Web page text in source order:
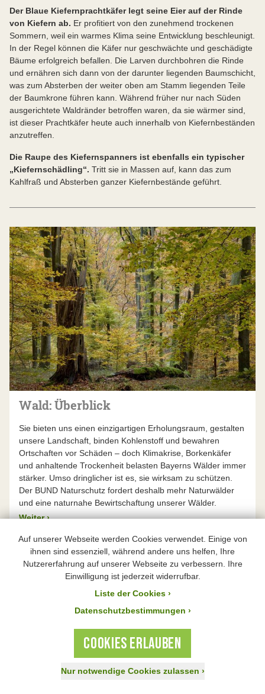
Auf unserer Webseite werden Cookies verwendet. Einige von
ihnen sind essenziell, während andere uns helfen, Ihre
Nutzererfahrung auf unserer Webseite zu verbessern. Ihre
Einwilligung ist jederzeit widerrufbar.
Liste der Cookies ›
Datenschutzbestimmungen ›
COOKIES ERLAUBEN
Nur notwendige Cookies zulassen ›
Der Blaue Kiefernprachtkäfer legt seine Eier auf der Rinde
von Kiefern ab. Er profitiert von den zunehmend trockenen
Sommern, weil ein warmes Klima seine Entwicklung beschleunigt.
In der Regel können die Käfer nur geschwächte und geschädigte
Bäume erfolgreich befallen. Die Larven durchbohren die Rinde
und ernähren sich dann von der darunter liegenden Baumschicht,
was zum Absterben der weiter oben am Stamm liegenden Teile
der Baumkrone führen kann. Während früher nur nach Süden
ausgerichtete Waldränder betroffen waren, da sie wärmer sind,
ist dieser Prachtkäfer heute auch innerhalb von Kiefernbeständen
anzutreffen.
Die Raupe des Kiefernspanners ist ebenfalls ein typischer
„Kiefernschädling“. Tritt sie in Massen auf, kann das zum
Kahlfraß und Absterben ganzer Kiefernbestände geführt.
Wald: Überblick
Sie bieten uns einen einzigartigen Erholungsraum, gestalten
unsere Landschaft, binden Kohlenstoff und bewahren
Ortschaften vor Schäden – doch Klimakrise, Borkenkäfer
und anhaltende Trockenheit belasten Bayerns Wälder immer
stärker. Umso dringlicher ist es, sie wirksam zu schützen.
Der BUND Naturschutz fordert deshalb mehr Naturwälder
und eine naturnahe Bewirtschaftung unserer Wälder.
Weiter ›